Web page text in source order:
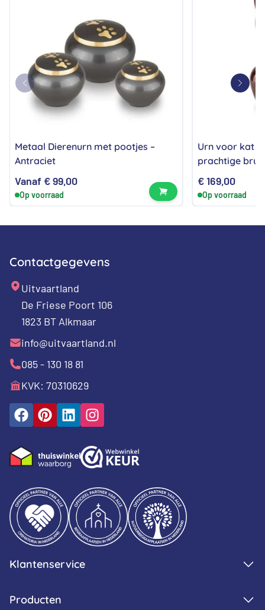
Metaal Dierenurn met pootjes –
Antraciet
Vanaf €99,00
Op voorraad Bekijk product
Urn voor kat
prachtige
€169,00
Op voorraad
Contactgegevens
Uitvaartland
De Friese Poort 106
1823 BT Alkmaar
info@uitvaartland.nl
085 - 130 18 81
KVK: 70310629
Klantenservice
Producten